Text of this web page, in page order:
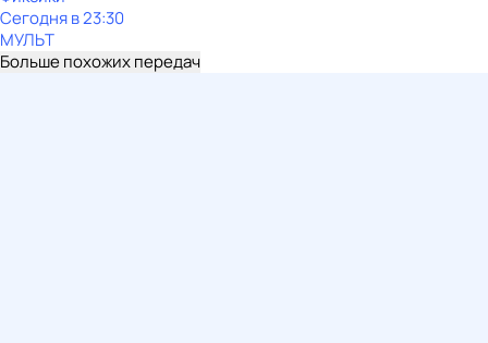
Сегодня в 23:30
МУЛЬТ
Больше похожих передач